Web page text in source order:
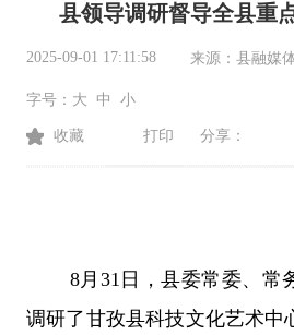
县领导调研督导全县重
2025-09-01 17:11:58 来源： 县融媒
字号： 大 中 小
收藏 打印 分享：
8月31日，县委常委、常
调研了甘孜县科技文化艺术中